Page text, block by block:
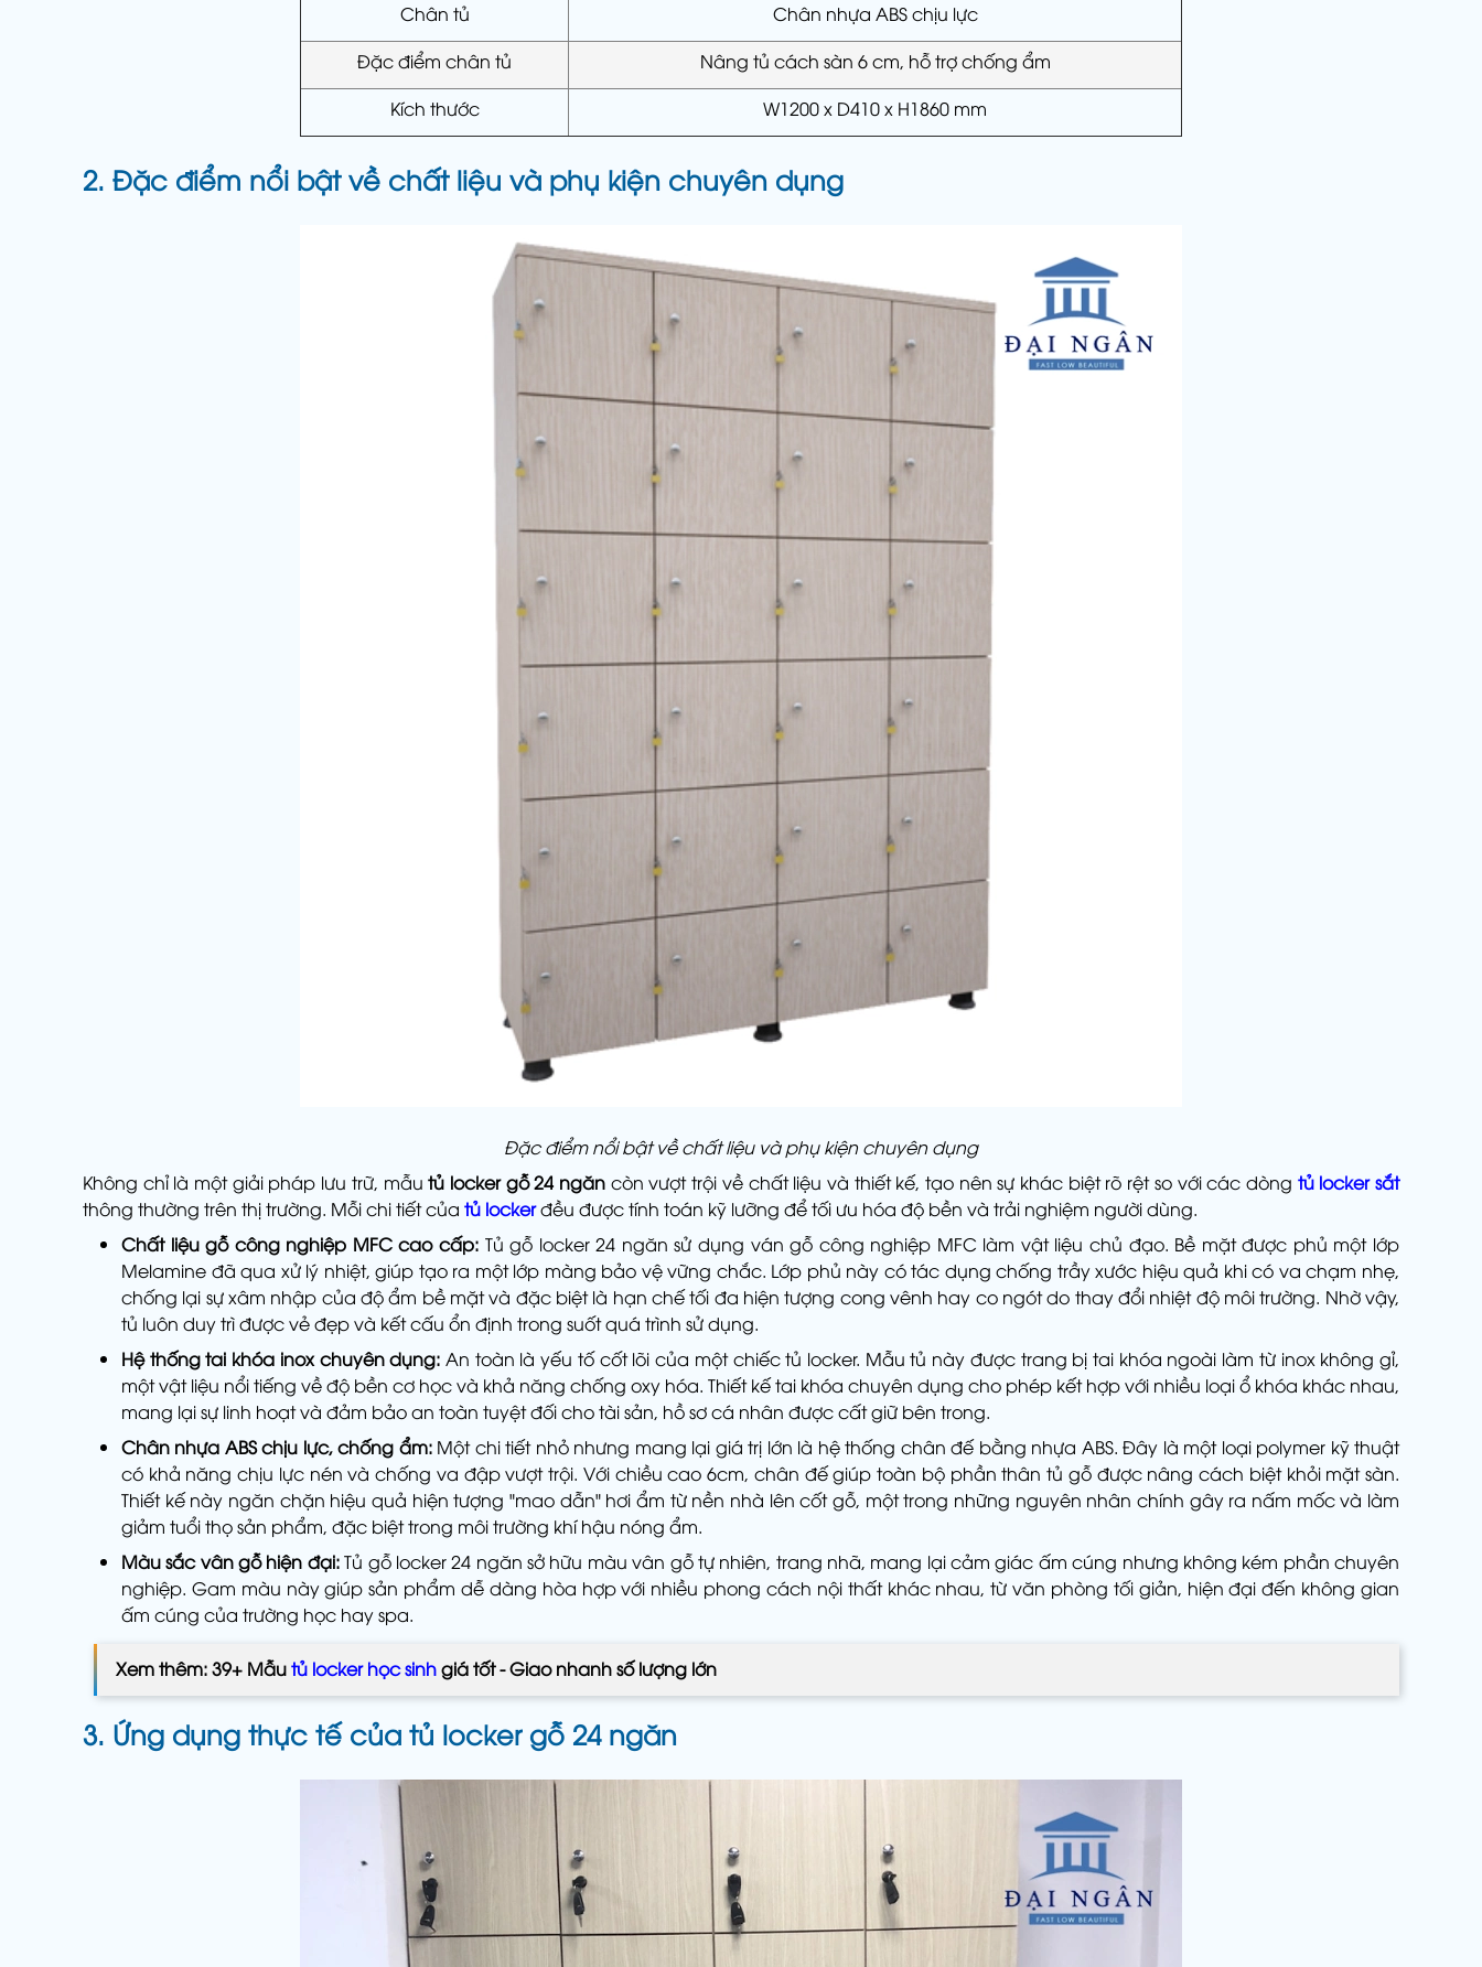
Chân tủ
Chân nhựa ABS chịu lực
Đặc điểm chân tủ
Nâng tủ cách sàn 6 cm, hỗ trợ chống ẩm
Kích thước
W1200 x D410 x H1860 mm
2. Đặc điểm nổi bật về chất liệu và phụ kiện chuyên dụng
Đặc điểm nổi bật về chất liệu và phụ kiện chuyên dụng
Không chỉ là một giải pháp lưu trữ, mẫutủ locker gỗ 24 ngăn còn vượt trội về chất liệu và thiết kế, tạo nên sự khác biệt rõ rệt so với các dòng tủ locker sắt
thông thường trên thị trường. Mỗi chi tiết của tủ lockerđều được tính toán kỹ lưỡng để tối ưu hóa độ bền và trải nghiệm người dùng.
Chất liệu gỗ công nghiệp MFC cao cấp: Tủ gỗ locker 24 ngăn sử dụng ván gỗ công nghiệp MFC làm vật liệu chủ đạo. Bề mặt được phủ một lớp
Melamine đã qua xử lý nhiệt, giúp tạo ra một lớp màng bảo vệ vững chắc. Lớp phủ này có tác dụng chống trầy xước hiệu quả khi có va chạm nhẹ,
chống lại sự xâm nhập của độ ẩm bề mặt và đặc biệt là hạn chế tối đa hiện tượng cong vênh hay co ngót do thay đổi nhiệt độ môi trường. Nhờ vậy,
tủ luôn duy trì được vẻ đẹp và kết cấu ổn định trong suốt quá trình sử dụng.
Hệ thống tai khóa inox chuyên dụng:An toàn là yếu tố cốt lõi của một chiếc tủ locker. Mẫu tủ này được trang bị tai khóa ngoài làm từ inox không gỉ,
một vật liệu nổi tiếng về độ bền cơ học và khả năng chống oxy hóa. Thiết kế tai khóa chuyên dụng cho phép kết hợp với nhiều loại ổ khóa khác nhau,
mang lại sự linh hoạt và đảm bảo an toàn tuyệt đối cho tài sản, hồ sơ cá nhân được cất giữ bên trong.
Chân nhựa ABS chịu lực, chống ẩm: Một chi tiết nhỏ nhưng mang lại giá trị lớn là hệ thống chân đế bằng nhựa ABS. Đây là một loại polymer kỹ thuật
có khả năng chịu lực nén và chống va đập vượt trội. Với chiều cao 6cm, chân đế giúp toàn bộ phần thân tủ gỗ được nâng cách biệt khỏi mặt sàn.
Thiết kế này ngăn chặn hiệu quả hiện tượng "mao dẫn" hơi ẩm từ nền nhà lên cốt gỗ, một trong những nguyên nhân chính gây ra nấm mốc và làm
giảm tuổi thọ sản phẩm, đặc biệt trong môi trường khí hậu nóng ẩm.
Màu sắc vân gỗ hiện đại:Tủ gỗ locker 24 ngăn sở hữu màu vân gỗ tự nhiên, trang nhã, mang lại cảm giác ấm cúng nhưng không kém phần chuyên
nghiệp. Gam màu này giúp sản phẩm dễ dàng hòa hợp với nhiều phong cách nội thất khác nhau, từ văn phòng tối giản, hiện đại đến không gian
ấm cúng của trường học hay spa.
Xem thêm: 39+ Mẫutủ locker học sinhgiá tốt - Giao nhanh số lượng lớn
3. Ứng dụng thực tế của tủ locker gỗ 24 ngăn